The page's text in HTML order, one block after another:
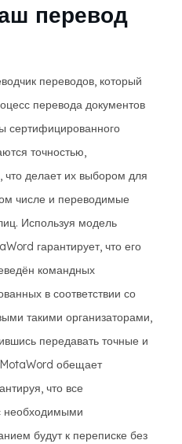
перевод
переводов, который
перевода документов
сертифицированного
точностью,
делает их выбором для
числе и переводимые
Используя модель
гарантирует, что его
командных
в соответствии со
такими организаторами,
передавать точные и
обещает
что все
необходимыми
будут к переписке без